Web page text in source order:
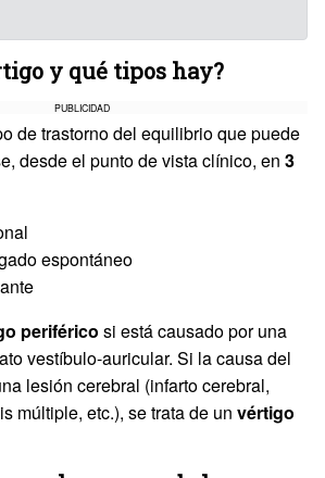
y qué tipos hay?
PUBLICIDAD
de trastorno del equilibrio que puede
desde el punto de vista clínico, en 3
espontáneo
periférico si está causado por una
vestíbulo-auricular. Si la causa del
lesión cerebral (infarto cerebral,
múltiple, etc.), se trata de un vértigo